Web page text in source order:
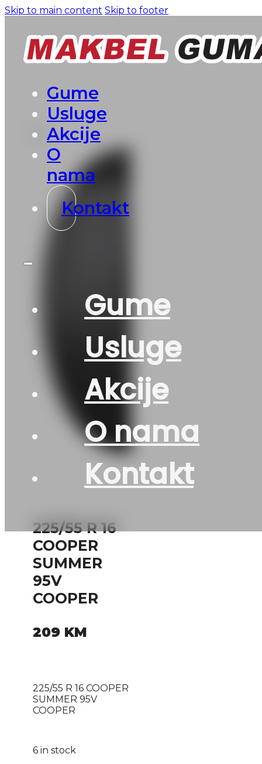
Skip to main content Skip to footer
Gume
Usluge
Akcije
O
nama
Kontakt
Gume
Usluge
Akcije
O nama
Kontakt
225/55 R 16
COOPER
SUMMER
95V
COOPER
209 KM
225/55 R 16 COOPER
SUMMER 95V
COOPER
6 in stock